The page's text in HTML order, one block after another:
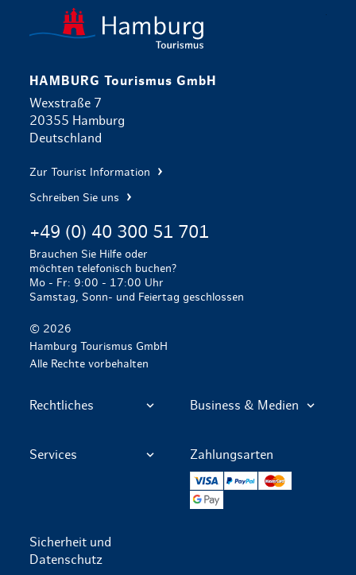
HAMBURG Tourismus GmbH
Wexstraße 7
20355 Hamburg
Deutschland
Zur Tourist Information
Schreiben Sie uns
+49 (0) 40 300 51 701
Brauchen Sie Hilfe oder
möchten telefonisch buchen?
Mo - Fr: 9:00 - 17:00 Uhr
Samstag, Sonn- und Feiertag geschlossen
© 2026
Hamburg Tourismus GmbH
Alle Rechte vorbehalten
Rechtliches Business & Medien
Services Zahlungsarten
PayPal
Sicherheit und
Datenschutz